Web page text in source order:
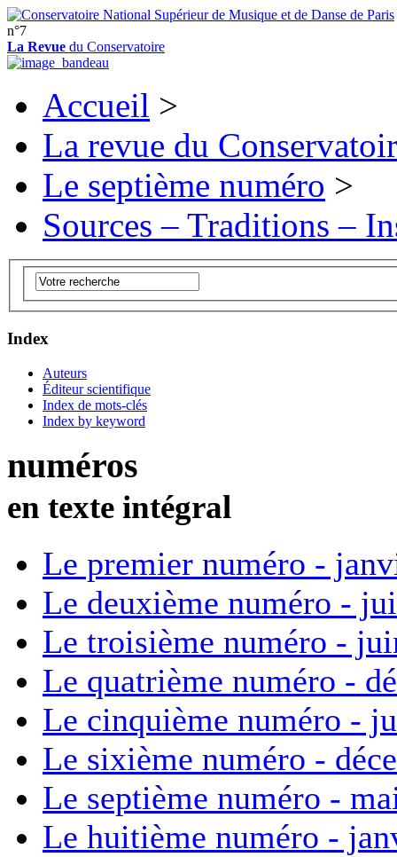
n°7
La Revue du Conservatoire
Accueil >
La revue du
Le septième numéro >
Sources – Traditions –
Index
Auteurs
Éditeur scientifique
Index de mots-clés
Index by keyword
numéros
en texte intégral
Le premier numéro -
Le deuxième numéro -
Le troisième numéro -
Le quatrième numéro -
Le cinquième numéro -
Le sixième numéro -
Le septième numéro -
Le huitième numéro -